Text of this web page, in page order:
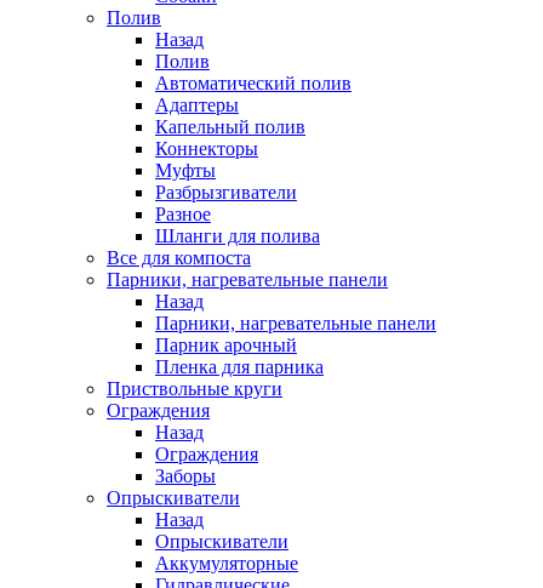
Полив
Назад
Полив
Автоматический полив
Адаптеры
Капельный полив
Коннекторы
Муфты
Разбрызгиватели
Разное
Шланги для полива
Все для компоста
Парники, нагревательные панели
Назад
Парники, нагревательные панели
Парник арочный
Пленка для парника
Приствольные круги
Ограждения
Назад
Ограждения
Заборы
Опрыскиватели
Назад
Опрыскиватели
Аккумуляторные